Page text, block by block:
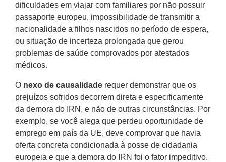
dificuldades em viajar com familiares por não possuir
passaporte europeu, impossibilidade de transmitir a
nacionalidade a filhos nascidos no período de espera,
ou situação de incerteza prolongada que gerou
problemas de saúde comprovados por atestados
médicos.
O nexo de causalidade requer demonstrar que os
prejuízos sofridos decorrem direta e especificamente
da demora do IRN, e não de outras circunstâncias. Por
exemplo, se você alega que perdeu oportunidade de
emprego em país da UE, deve comprovar que havia
oferta concreta condicionada à posse de cidadania
europeia e que a demora do IRN foi o fator impeditivo.